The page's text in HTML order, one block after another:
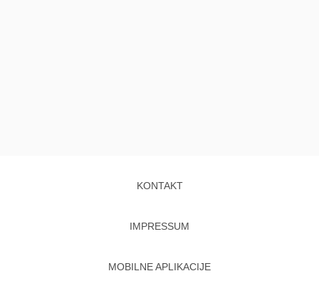
KONTAKT
IMPRESSUM
MOBILNE APLIKACIJE